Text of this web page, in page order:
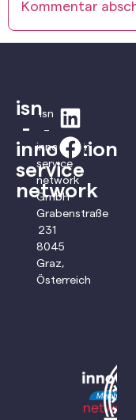
isn
-
innovation
service
network
isn
–
innovation
service
network
GmbH
Grabenstraße
231
8045
Graz,
Österreich